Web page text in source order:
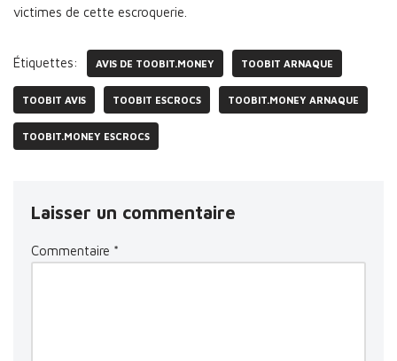
victimes de cette escroquerie.
Étiquettes: AVIS DE TOOBIT.MONEY TOOBIT ARNAQUE
TOOBIT AVIS TOOBIT ESCROCS TOOBIT.MONEY ARNAQUE
TOOBIT.MONEY ESCROCS
Laisser un commentaire
Commentaire *